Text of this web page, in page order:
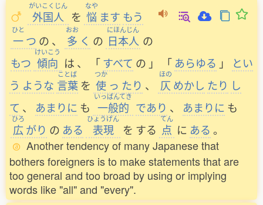
がいこくじん
外国人 を
なや
悩 ます もう
ひと
一つ の 、
おお
多 く の
にほんじん
日本人 の
もつ
けいこう
傾向 は 、 「すべて の 」 「 あらゆる 」
とい
う ような
ことば
言葉 を
つか
使 っ たり 、
ほの
仄 めかし たり し
て 、 あまりに も
いっぱんてき
一般的 であり 、 あまりに も
ひろ
広 がり の ある
ひょうげん
表現 を する
てん
点 に ある 。
Another tendency of many Japanese that
bothers foreigners is to make statements that are
too general and too broad by using or implying
words like "all" and "every".